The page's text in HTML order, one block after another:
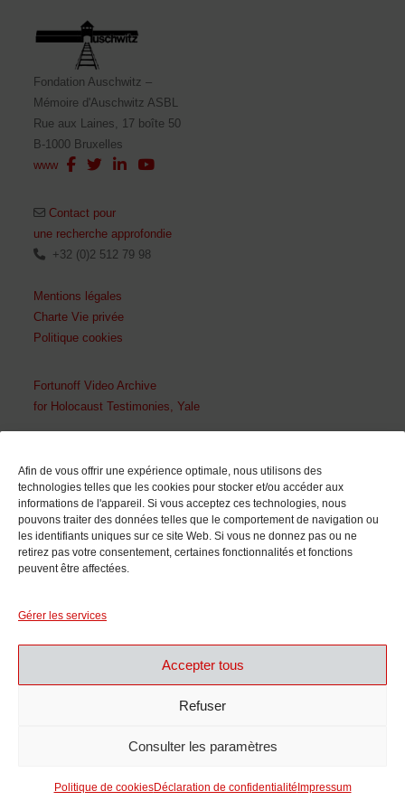
Afin de vous offrir une expérience optimale, nous utilisons des
technologies telles que les cookies pour stocker et/ou accéder aux
informations de l'appareil. Si vous acceptez ces technologies, nous
pouvons traiter des données telles que le comportement de navigation ou
les identifiants uniques sur ce site Web. Si vous ne donnez pas ou ne
retirez pas votre consentement, certaines fonctionnalités et fonctions
peuvent être affectées.
Gérer les services
Accepter tous
Refuser
Consulter les paramètres
Politique de cookiesDéclaration de confidentialité Impressum
Fondation Auschwitz –
Mémoire d'Auschwitz ASBL
Rue aux Laines, 17 boîte 50
B-1000 Bruxelles
www
Contact pour
une recherche approfondie
+32 (0)2 512 79 98
Mentions légales
Charte Vie privée
Politique cookies
Fortunoff Video Archive
for Holocaust Testimonies, Yale
En collaboration avec